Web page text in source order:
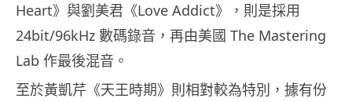
Heart》與劉美君《Love Addict》，則是採用
24bit/96kHz 數碼錄音，再由美國 The Mastering
Lab 作最後混音。
至於黃凱芹《天王時期》則相對較為特別，據有份